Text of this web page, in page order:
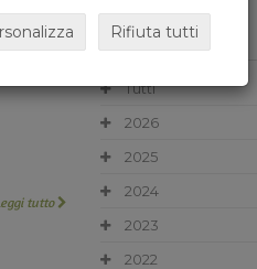
tutto
ARCHIVIO
Tutti
2026
2025
2024
2023
2022
Rifiuta tutti